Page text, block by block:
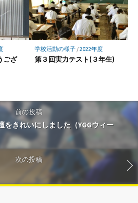
ござ
学校活動の様子/2022年度
第３回実力テスト(３年生)
前の投稿
をきれいにしました（YGGウィー
次の投稿